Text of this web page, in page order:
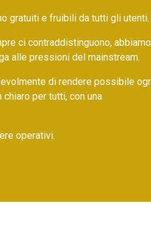
gratuiti e fruibili da tutti gli utenti.
ci contraddistinguono, abbiamo
alle pressioni del mainstream.
di rendere possibile
per tutti, con una
operativi.